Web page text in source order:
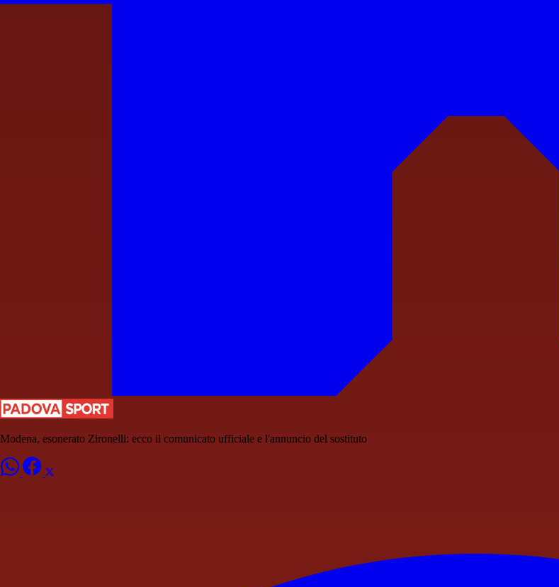
Modena, esonerato Zironelli: ecco il comunicato ufficiale e l'annuncio del sostituto